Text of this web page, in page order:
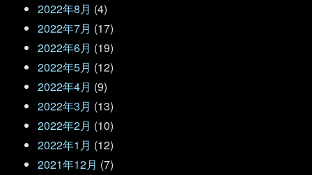
2022年8月 (4)
2022年7月 (17)
2022年6月 (19)
2022年5月 (12)
2022年4月 (9)
2022年3月 (13)
2022年2月 (10)
2022年1月 (12)
2021年12月 (7)